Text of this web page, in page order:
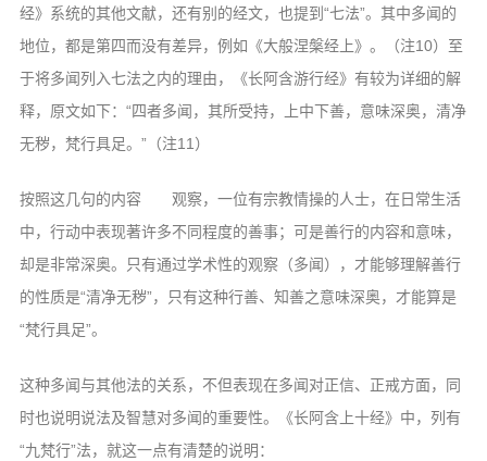
经》系统的其他文献，还有别的经文，也提到“七法”。其中多闻的
地位，都是第四而没有差异，例如《大般涅槃经上》。（注10）至
于将多闻列入七法之内的理由，《长阿含游行经》有较为详细的解
释，原文如下：“四者多闻，其所受持，上中下善，意味深奥，清净
无秽，梵行具足。”（注11）
按照这几句的内容 观察，一位有宗教情操的人士，在日常生活
中，行动中表现著许多不同程度的善事；可是善行的内容和意味，
却是非常深奥。只有通过学术性的观察（多闻），才能够理解善行
的性质是“清净无秽”，只有这种行善、知善之意味深奥，才能算是
“梵行具足”。
这种多闻与其他法的关系，不但表现在多闻对正信、正戒方面，同
时也说明说法及智慧对多闻的重要性。《长阿含上十经》中，列有
“九梵行”法，就这一点有清楚的说明：